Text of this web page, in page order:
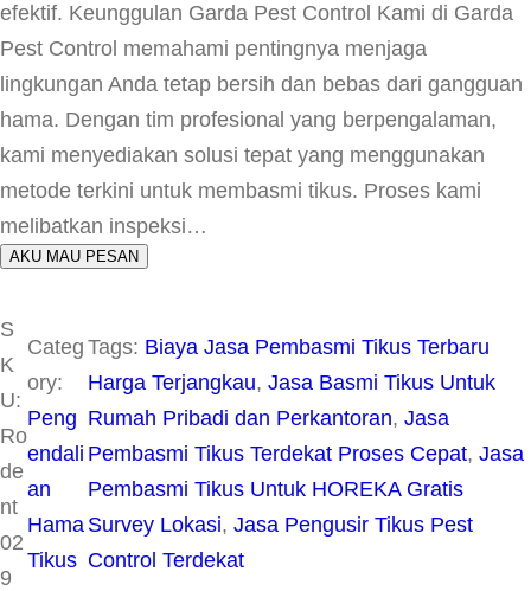
efektif. Keunggulan Garda Pest Control Kami di Garda
Pest Control memahami pentingnya menjaga
lingkungan Anda tetap bersih dan bebas dari gangguan
hama. Dengan tim profesional yang berpengalaman,
kami menyediakan solusi tepat yang menggunakan
metode terkini untuk membasmi tikus. Proses kami
melibatkan inspeksi…
AKU MAU PESAN
S
K
U:
Ro
de
nt
02
9
Categ
ory:
Peng
endali
an
Hama
Tikus
Tags: Biaya Jasa Pembasmi Tikus Terbaru
Harga Terjangkau, Jasa Basmi Tikus Untuk
Rumah Pribadi dan Perkantoran, Jasa
Pembasmi Tikus Terdekat Proses Cepat, Jasa
Pembasmi Tikus Untuk HOREKA Gratis
Survey Lokasi, Jasa Pengusir Tikus Pest
Control Terdekat